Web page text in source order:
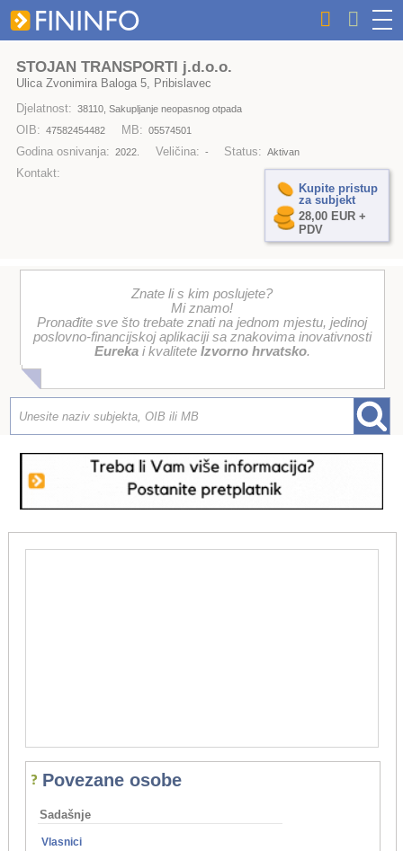
STOJAN TRANSPORTI j.d.o.o.
Ulica Zvonimira Baloga 5, Pribislavec
Djelatnost: 38110, Sakupljanje neopasnog otpada
OIB: 47582454482 MB: 05574501
Godina osnivanja: 2022. Veličina: - Status: Aktivan
Kontakt:
Kupite pristup
za subjekt
28,00 EUR +
PDV
Znate li s kim poslujete?
Mi znamo!
Pronađite sve što trebate znati na jednom mjestu, jedinoj
poslovno-financijskoj aplikaciji sa znakovima inovativnosti
Eurekai kvalitete Izvorno hrvatsko.
Povezane osobe
Sadašnje
Vlasnici